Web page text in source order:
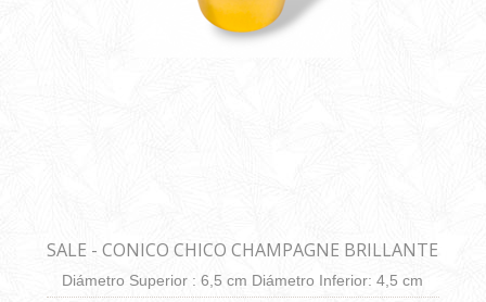
SALE - CONICO CHICO CHAMPAGNE BRILLANTE
Diámetro Superior : 6,5 cm Diámetro Inferior: 4,5 cm